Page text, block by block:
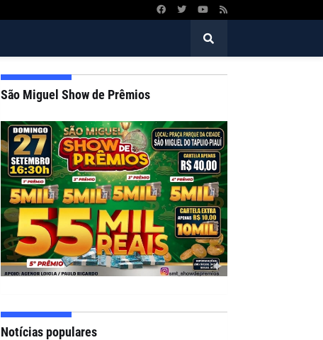
São Miguel Show de Prêmios
Notícias populares